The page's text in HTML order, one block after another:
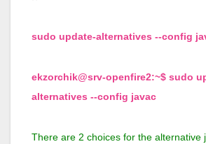
sudo update-alternatives --config
ekzorchik@srv-openfire2:~$ sudo
alternatives --config javac
There are 2 choices for the alternative